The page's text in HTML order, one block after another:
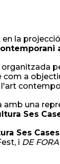
la
com a
amb una
Ses
Ses Cases
i DE